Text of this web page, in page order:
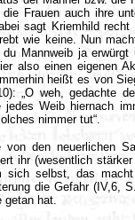
die Frauen auch ihre
sagt Kriemhild recht
wie keine. Nun
du Mannweib ja
also einen eigenen
heißt es von
„O weh, gedachte
jedes Weib hiernach
nimmer tut“.
den neuerlichen
ihr (wesentlich
sich selbst, das
die Gefahr (IV,6,
getan hat.